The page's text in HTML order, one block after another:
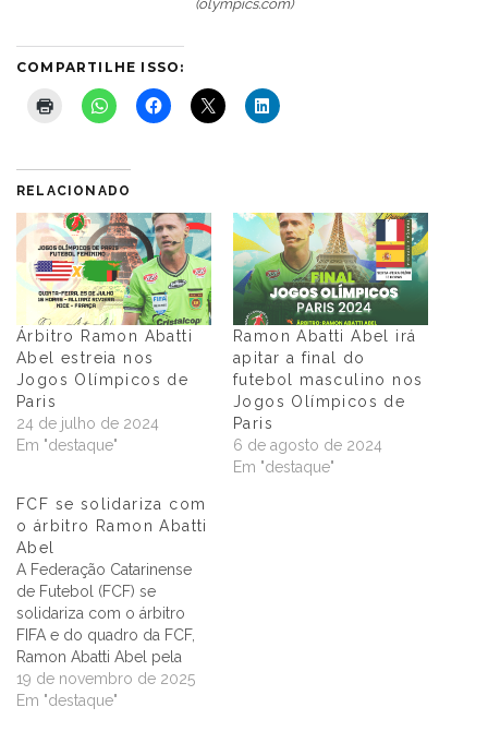
(olympics.com)
COMPARTILHE ISSO:
RELACIONADO
Árbitro Ramon Abatti
Abel estreia nos
Jogos Olímpicos de
Paris
24 de julho de 2024
Em "destaque"
Ramon Abatti Abel irá
apitar a final do
futebol masculino nos
Jogos Olímpicos de
Paris
6 de agosto de 2024
Em "destaque"
FCF se solidariza com
o árbitro Ramon Abatti
Abel
A Federação Catarinense
de Futebol (FCF) se
solidariza com o árbitro
FIFA e do quadro da FCF,
Ramon Abatti Abel pela
severa punição que obteve
em julgamento realizado
19 de novembro de 2025
Em "destaque"